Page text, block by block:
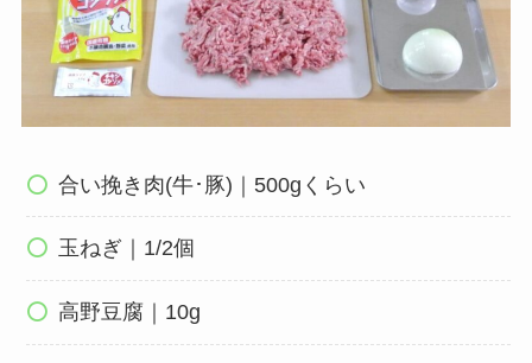
合い挽き肉(牛･豚)｜500gくらい
玉ねぎ｜1/2個
高野豆腐｜10g